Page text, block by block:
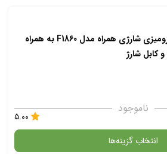
پنکه رومیزی شارژی همراه مدل F1860 به همراه
کابل شارژ
ناموجود
۵.۰۰
انتخاب گزینه‌ها